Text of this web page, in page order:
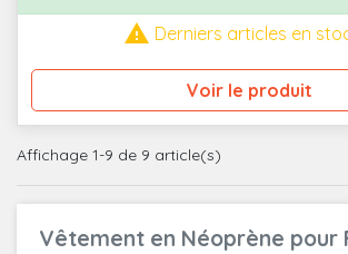
 Derniers articles en
Voir le produit
Affichage 1-9 de 9 article(s)
Vêtement en Néoprène pour